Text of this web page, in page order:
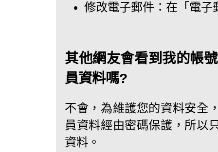
修改電子郵件：在「電子
其他網友會看到我的帳
員資料嗎?
不會，為維護您的資料安全
員資料經由密碼保護，所以
資料。